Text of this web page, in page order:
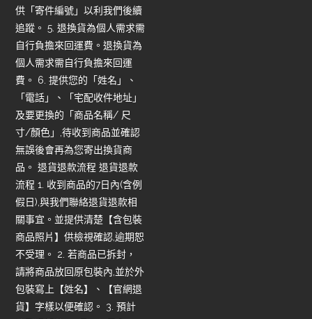
供「寄件編號」以利我們後續
追蹤。 5. 退換貨為個人需求需
自行負擔來回運費。退換貨為
個人需求需自行負擔來回運
費。 6. 提供您的「姓名」、
「電話」、「宅配收件地址」
及要更換的「商品名稱/ 尺
寸/顏色」,待收到商品並確認
無誤後會再為您寄出換貨商
品。 退貨退款流程 退貨退款
流程 1. 收到商品的7日內(含例
假日),與我們聯絡退貨退款相
關事宜。並提供清楚【含包裝
商品照片】供檢視確認,逾期恕
不受理。 2. 若商品已拆封，
請將商品放回原包裝內,並於外
包裝寫上【姓名】、【官網退
貨】字樣以便確認。 3. 預計